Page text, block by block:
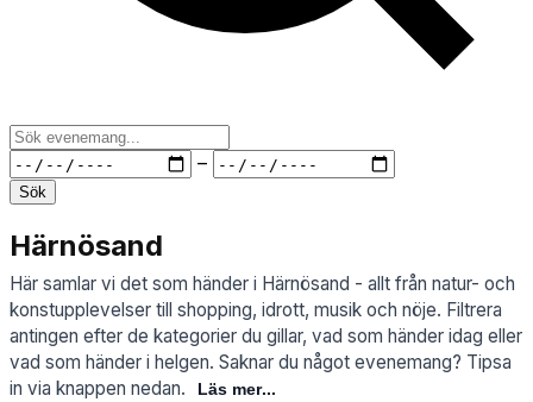
Från datum – Till datum
Sök
Härnösand
Här samlar vi det som händer i Härnösand - allt från natur- och
konstupplevelser till shopping, idrott, musik och nöje. Filtrera
antingen efter de kategorier du gillar, vad som händer idag eller
vad som händer i helgen. Saknar du något evenemang? Tipsa
in via knappen nedan.
Läs mer